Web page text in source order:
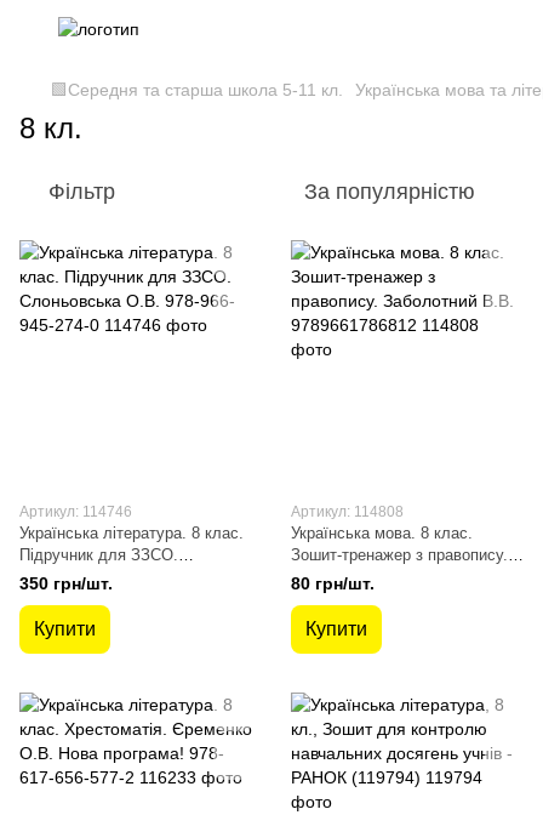
🟩Середня та старша школа 5-11 кл. Українська мова та
8 кл.
Фільтр За популярністю
Артикул: 114746
Українська література. 8 клас.
Підручник для ЗЗСО.
Слоньовська О.В. 978-966-945-
350 грн/шт.
Купити
Артикул: 114808
Українська мова. 8 клас.
Зошит-тренажер з правопису.
Заболотний В.В.
9789661786812
80 грн/шт.
Купити